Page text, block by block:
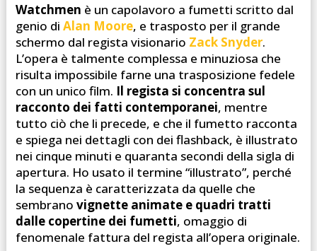
Watchmen è un capolavoro a fumetti scritto dal
genio di Alan Moore, e trasposto per il grande
schermo dal regista visionario Zack Snyder.
L’opera è talmente complessa e minuziosa che
risulta impossibile farne una trasposizione fedele
con un unico film. Il regista si concentra sul
racconto dei fatti contemporanei, mentre
tutto ciò che li precede, e che il fumetto racconta
e spiega nei dettagli con dei flashback, è illustrato
nei cinque minuti e quaranta secondi della sigla di
apertura. Ho usato il termine “illustrato”, perché
la sequenza è caratterizzata da quelle che
sembrano vignette animate e quadri tratti
dalle copertine dei fumetti, omaggio di
fenomenale fattura del regista all’opera originale.